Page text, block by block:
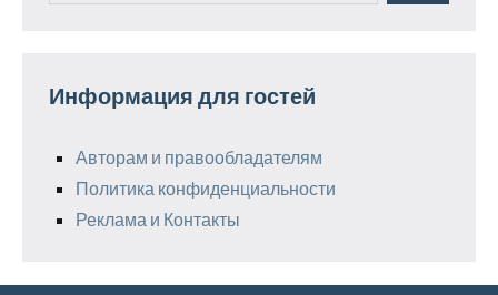
Информация для гостей
Авторам и правообладателям
Политика конфиденциальности
Реклама и Контакты